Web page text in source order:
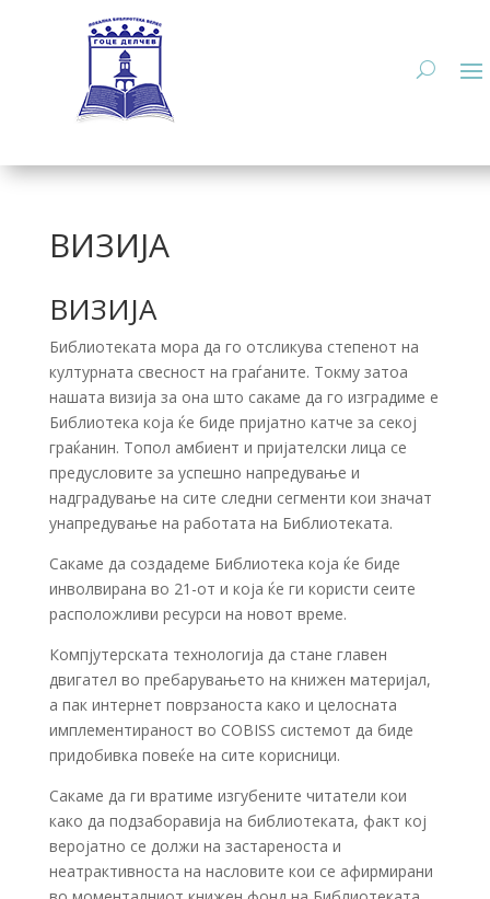
ВИЗИЈА
ВИЗИЈА
Библиотеката мора да го отсликува степенот на
културната свесност на граѓаните. Токму затоа
нашата визија за она што сакаме да го изградиме е
Библиотека која ќе биде пријатно катче за секој
граќанин. Топол амбиент и пријателски лица се
предусловите за успешно напредување и
надградување на сите следни сегменти кои значат
унапредување на работата на Библиотеката.
Сакаме да создадеме Библиотека која ќе биде
инволвирана во 21-от и која ќе ги користи сеите
расположливи ресурси на новот време.
Компјутерската технологија да стане главен
двигател во пребарувањето на книжен материјал,
а пак интернет поврзаноста како и целосната
имплементираност во COBISS системот да биде
придобивка повеќе на сите корисници.
Сакаме да ги вратиме изгубените читатели кои
како да подзаборавија на библиотеката, факт кој
веројатно се должи на застареноста и
неатрактивноста на насловите кои се афирмирани